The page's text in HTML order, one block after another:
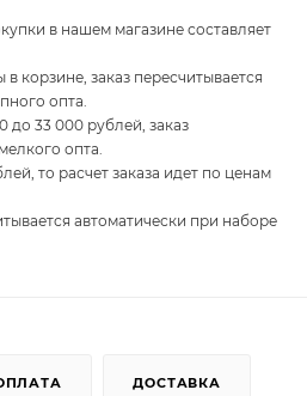
в нашем магазине составляет
корзине, заказ пересчитывается
опта.
до 33 000 рублей, заказ
опта.
то расчет заказа идет по ценам
автоматически при наборе
ДОСТАВКА